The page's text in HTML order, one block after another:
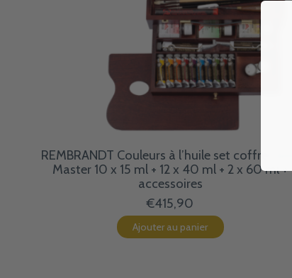
REMBRANDT Couleurs à l’huile set coffret bois
Master 10 x 15 ml + 12 x 40 ml + 2 x 60 ml +
accessoires
€415,90
Ajouter au panier